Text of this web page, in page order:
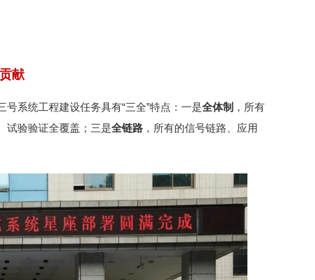
献
系统工程建设任务具有“三全”特点：一是全体制 ，所有
试验验证全覆盖；三是全链路 ，所有的信号链路、应用